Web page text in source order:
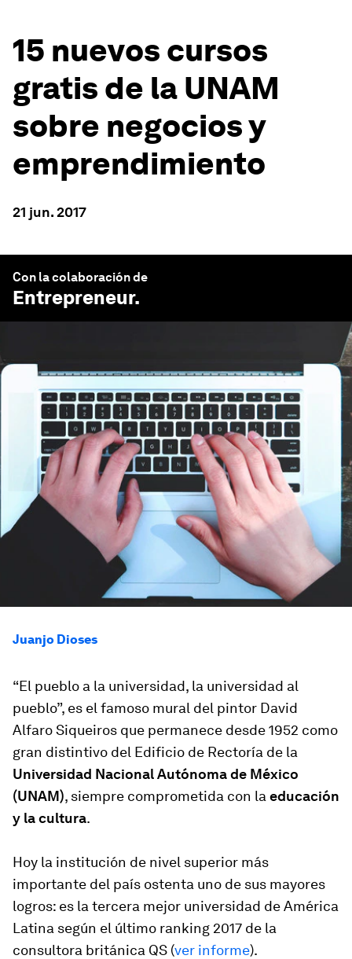
15 nuevos cursos
gratis de la UNAM
sobre negocios y
emprendimiento
21 jun. 2017
Con la colaboración de
Entrepreneur.
Juanjo Dioses
“El pueblo a la universidad, la universidad al
pueblo”, es el famoso mural del pintor David
Alfaro Siqueiros que permanece desde 1952 como
gran distintivo del Edificio de Rectoría de la
Universidad Nacional Autónoma de México
(UNAM), siempre comprometida con la educación
y la cultura.
Hoy la institución de nivel superior más
importante del país ostenta uno de sus mayores
logros: es la tercera mejor universidad de América
Latina según el último ranking 2017 de la
consultora británica QS (ver informe).